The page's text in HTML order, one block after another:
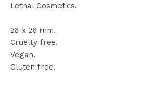
Lethal Cosmetics.
26 x 26 mm.
Cruelty free.
Vegan.
Gluten free.